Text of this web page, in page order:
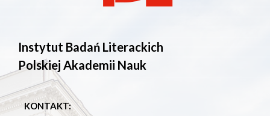
Instytut Badań Literackich
Polskiej Akademii Nauk
KONTAKT: